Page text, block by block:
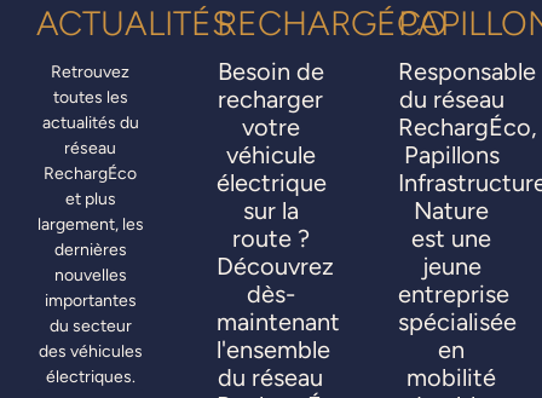
ACTUALITÉS
Retrouvez
toutes les
actualités du
réseau
RechargÉco
et plus
largement, les
dernières
nouvelles
importantes
du secteur
des véhicules
électriques.
RECHARGÉCO
Besoin de
recharger
votre
véhicule
électrique
sur la
route ?
Découvrez
dès-
maintenant
l'ensemble
du réseau
Responsable
du réseau
RechargÉco,
Papillons
Nature
est une
jeune
entreprise
spécialisée
en
mobilité